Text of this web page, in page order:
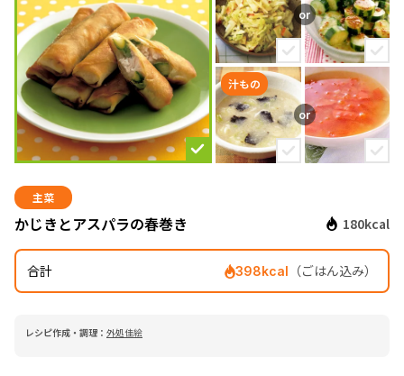
汁もの
主菜
かじきとアスパラの春巻き 180kcal
合計 398kcal （ごはん込み）
レシピ作成・調理： 外処佳絵